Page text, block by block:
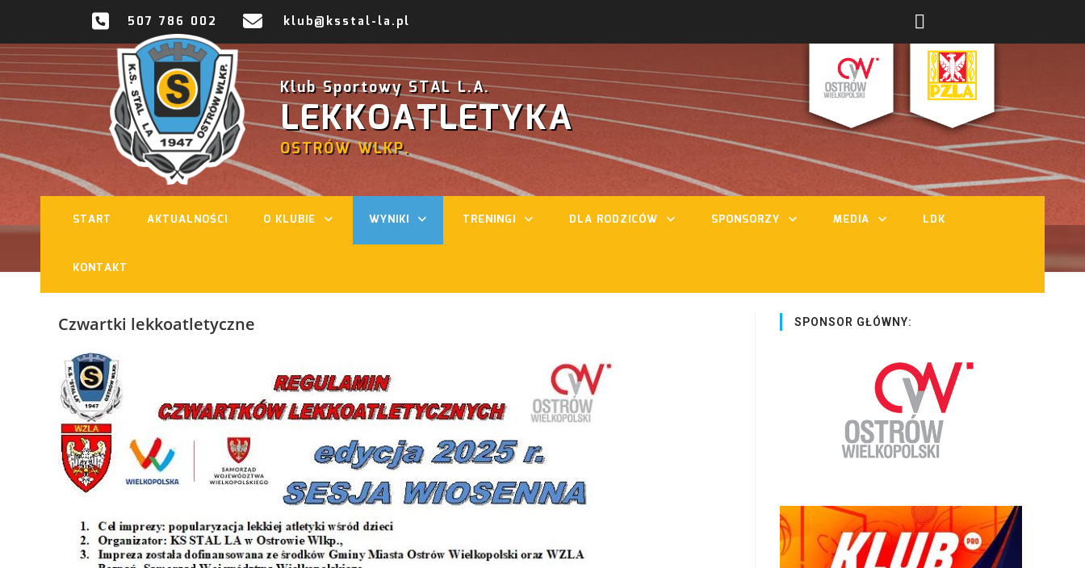
507 786 002 klub@ksstal-la.pl
Klub Sportowy STAL L.A.
LEKKOATLETYKA
OSTRÓW WLKP.
START AKTUALNOŚCI O KLUBIE WYNIKI TRENINGI DLA RODZICÓW SPONSORZY MEDIA LDK
KONTAKT
Czwartki lekkoatletyczne SPONSOR GŁÓWNY: